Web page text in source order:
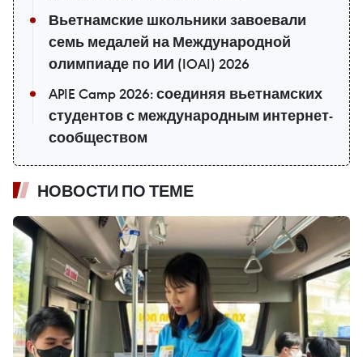
Вьетнамские школьники завоевали
семь медалей на Международной
олимпиаде по ИИ (IOAI) 2026
APIE Camp 2026: соединяя вьетнамских
студентов с международным интернет-
сообществом
НОВОСТИ ПО ТЕМЕ